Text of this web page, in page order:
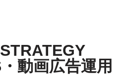
動画広告運用